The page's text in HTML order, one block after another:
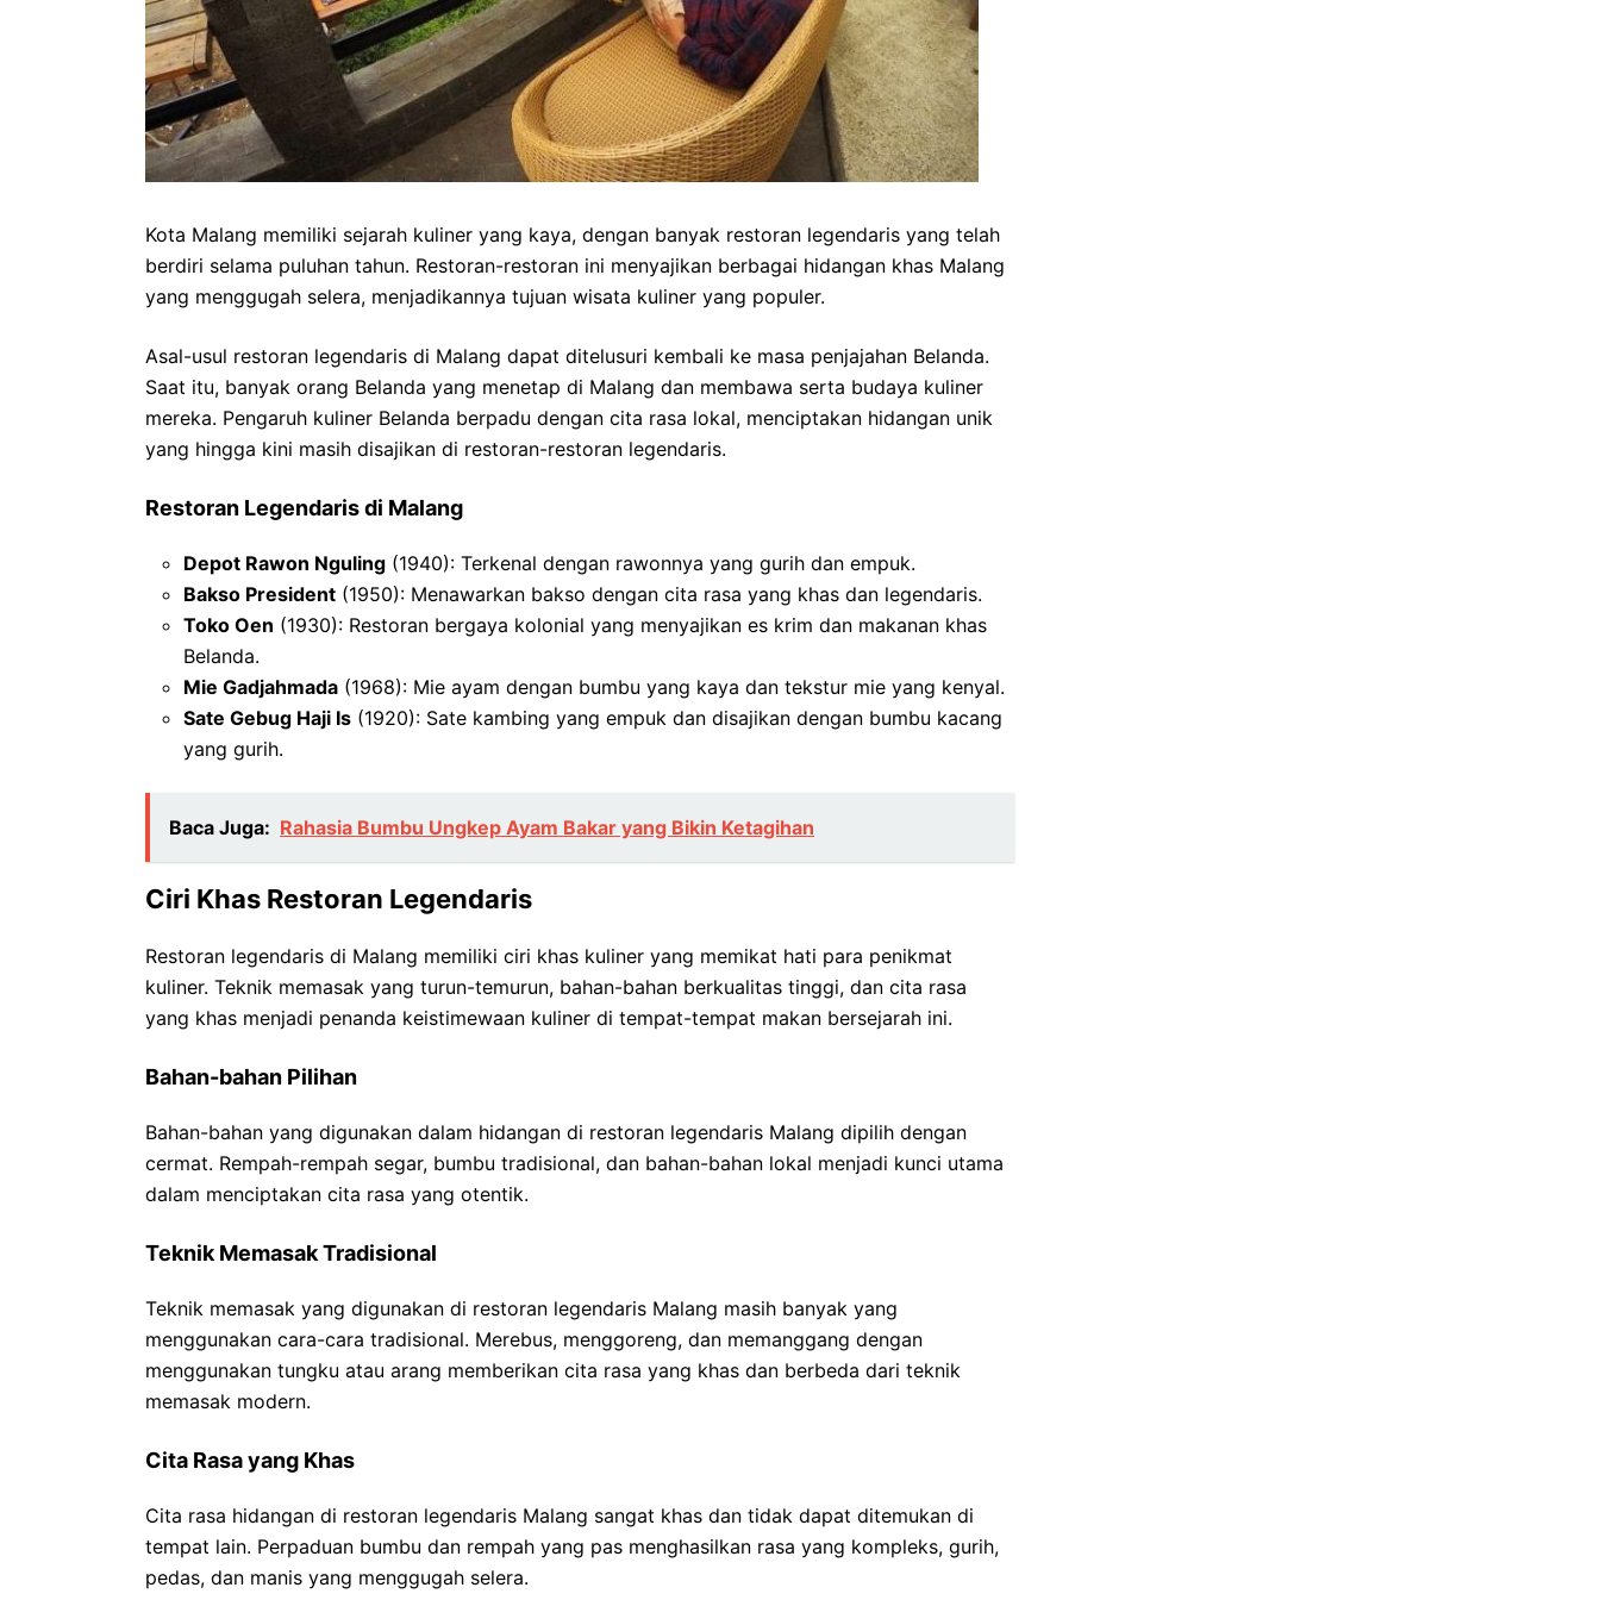
Kota Malang memiliki sejarah kuliner yang kaya, dengan banyak restoran legendaris yang telah
berdiri selama puluhan tahun. Restoran-restoran ini menyajikan berbagai hidangan khas Malang
yang menggugah selera, menjadikannya tujuan wisata kuliner yang populer.
Asal-usul restoran legendaris di Malang dapat ditelusuri kembali ke masa penjajahan Belanda.
Saat itu, banyak orang Belanda yang menetap di Malang dan membawa serta budaya kuliner
mereka. Pengaruh kuliner Belanda berpadu dengan cita rasa lokal, menciptakan hidangan unik
yang hingga kini masih disajikan di restoran-restoran legendaris.
Restoran Legendaris di Malang
Depot Rawon Nguling (1940): Terkenal dengan rawonnya yang gurih dan empuk.
Bakso President (1950): Menawarkan bakso dengan cita rasa yang khas dan legendaris.
Toko Oen (1930): Restoran bergaya kolonial yang menyajikan es krim dan makanan khas
Belanda.
Mie Gadjahmada (1968): Mie ayam dengan bumbu yang kaya dan tekstur mie yang kenyal.
Sate Gebug Haji Is (1920): Sate kambing yang empuk dan disajikan dengan bumbu kacang
yang gurih.
Baca Juga: Rahasia Bumbu Ungkep Ayam Bakar yang Bikin Ketagihan
Ciri Khas Restoran Legendaris
Restoran legendaris di Malang memiliki ciri khas kuliner yang memikat hati para penikmat
kuliner. Teknik memasak yang turun-temurun, bahan-bahan berkualitas tinggi, dan cita rasa
yang khas menjadi penanda keistimewaan kuliner di tempat-tempat makan bersejarah ini.
Bahan-bahan Pilihan
Bahan-bahan yang digunakan dalam hidangan di restoran legendaris Malang dipilih dengan
cermat. Rempah-rempah segar, bumbu tradisional, dan bahan-bahan lokal menjadi kunci utama
dalam menciptakan cita rasa yang otentik.
Teknik Memasak Tradisional
Teknik memasak yang digunakan di restoran legendaris Malang masih banyak yang
menggunakan cara-cara tradisional. Merebus, menggoreng, dan memanggang dengan
menggunakan tungku atau arang memberikan cita rasa yang khas dan berbeda dari teknik
memasak modern.
Cita Rasa yang Khas
Cita rasa hidangan di restoran legendaris Malang sangat khas dan tidak dapat ditemukan di
tempat lain. Perpaduan bumbu dan rempah yang pas menghasilkan rasa yang kompleks, gurih,
pedas, dan manis yang menggugah selera.